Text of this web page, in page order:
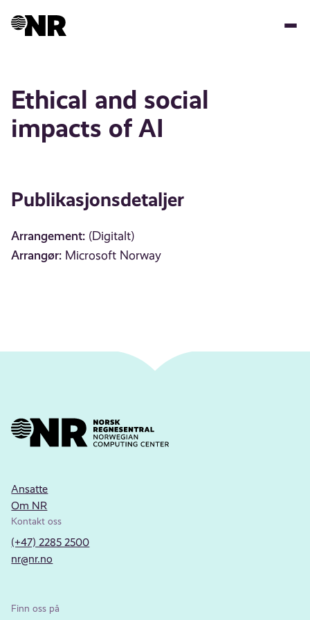
Ethical and social
impacts of AI
Publikasjonsdetaljer
Arrangement: (Digitalt)
Arrangør: Microsoft Norway
Ansatte
Om NR
Kontakt oss
(+47) 2285 2500
nr@nr.no
Finn oss på